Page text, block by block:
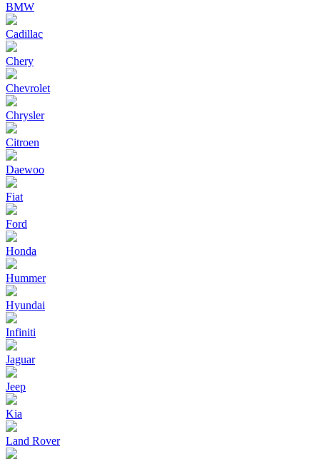
BMW
Cadillac
Chery
Chevrolet
Chrysler
Citroen
Daewoo
Fiat
Ford
Honda
Hummer
Hyundai
Infiniti
Jaguar
Jeep
Kia
Land Rover